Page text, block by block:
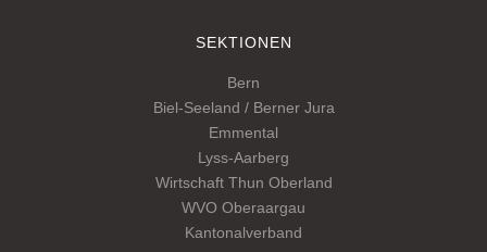
SEKTIONEN
Bern
Biel-Seeland / Berner Jura
Emmental
Lyss-Aarberg
Wirtschaft Thun Oberland
WVO Oberaargau
Kantonalverband